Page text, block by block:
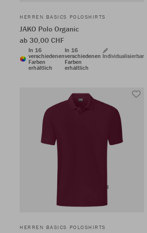
HERREN BASICS POLOSHIRTS
JAKO Polo Organic
ab 30,00 CHF
In 16
verschiedenen
Farben
erhältlich
In 16
verschiedenen
Farben
erhältlich
Individualisierbar
HERREN BASICS POLOSHIRTS